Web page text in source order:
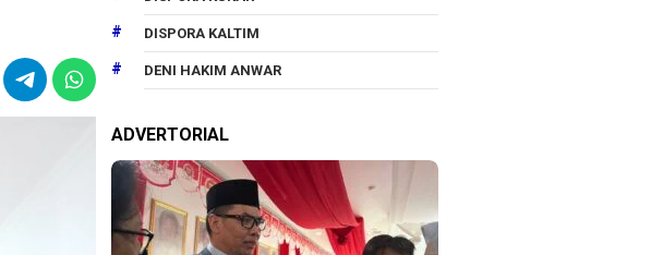
DISPORA KALTIM
DENI HAKIM ANWAR
ADVERTORIAL